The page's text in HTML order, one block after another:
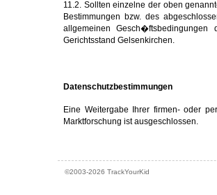
11.2. Sollten einzelne der oben
Bestimmungen bzw. des
allgemeinen
Gerichtsstand Gelsenkirchen.
Datenschutzbestimmungen
Eine Weitergabe Ihrer firmen- oder
Marktforschung ist ausgeschlossen.
©2003-2026 TrackYourKid